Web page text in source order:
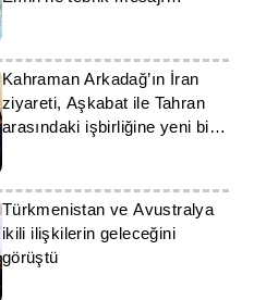
gönderdi
Kahraman Arkadağ’ın İran
ziyareti, Aşkabat ile Tahran
arasındaki işbirliğine yeni bir
Türkmenistan ve Avustralya
ikili ilişkilerin geleceğini
görüştü